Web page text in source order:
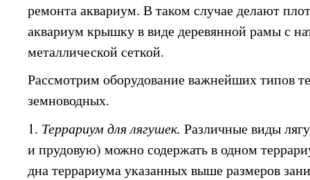
ремонта аквариум. В таком случае делают
аквариум крышку в виде деревянной рамы с
металлической сеткой.
Рассмотрим оборудование важнейших типов
земноводных.
1. Террариум для лягушек.Различные виды
и прудовую) можно содержать в одном
дна террариума указанных выше размеров